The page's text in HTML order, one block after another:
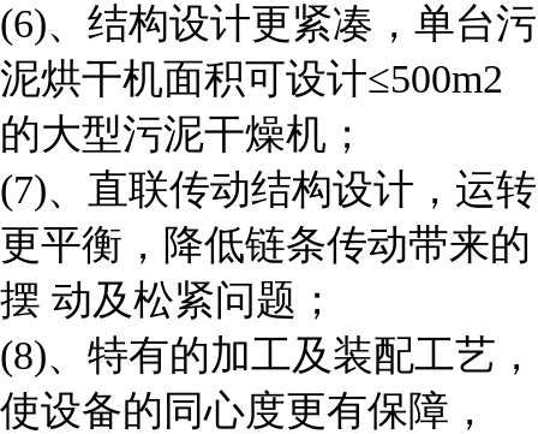
(6)、结构设计更紧凑，单台污
泥烘干机面积可设计≤500m2
的大型污泥干燥机；
(7)、直联传动结构设计，运转
更平衡，降低链条传动带来的
摆 动及松紧问题；
(8)、特有的加工及装配工艺，
使设备的同心度更有保障，